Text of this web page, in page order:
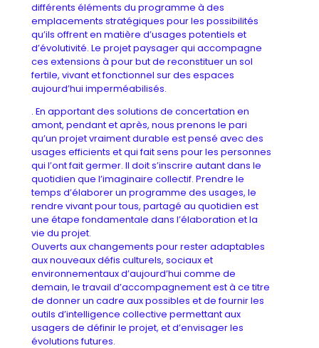
différents éléments du programme à des
emplacements stratégiques pour les possibilités
qu’ils offrent en matière d’usages potentiels et
d’évolutivité. Le projet paysager qui accompagne
ces extensions à pour but de reconstituer un sol
fertile, vivant et fonctionnel sur des espaces
aujourd’hui imperméabilisés.
. En apportant des solutions de concertation en
amont, pendant et après, nous prenons le pari
qu’un projet vraiment durable est pensé avec des
usages efficients et qui fait sens pour les personnes
qui l’ont fait germer. Il doit s’inscrire autant dans le
quotidien que l’imaginaire collectif. Prendre le
temps d’élaborer un programme des usages, le
rendre vivant pour tous, partagé au quotidien est
une étape fondamentale dans l’élaboration et la
vie du projet.
Ouverts aux changements pour rester adaptables
aux nouveaux défis culturels, sociaux et
environnementaux d’aujourd’hui comme de
demain, le travail d’accompagnement est à ce titre
de donner un cadre aux possibles et de fournir les
outils d’intelligence collective permettant aux
usagers de définir le projet, et d’envisager les
évolutions futures.